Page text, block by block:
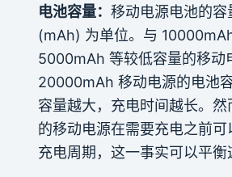
电池容量： 移动电源电池的容
(mAh) 为单位。与
5000mAh 等较低容量的移动
20000mAh 移动电源的电池
容量越大，充电时间越长。然
的移动电源在需要充电之前可
充电周期，这一事实可以平衡